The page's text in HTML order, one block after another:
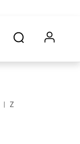
Preguntas
Z